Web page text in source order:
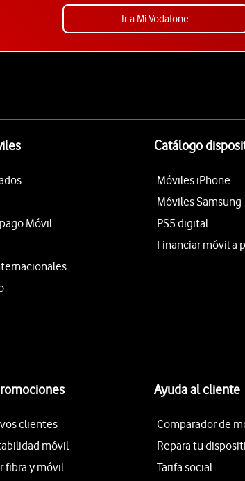
Ir a Mi Vodafone
Móvil
Catálogo
Móviles iPhone
Móviles Samsung
PS5 digital
Financiar móvil a
clientes
móvil
fibra y móvil
Ayuda al cliente
Comparador de
Repara tu
Tarifa social